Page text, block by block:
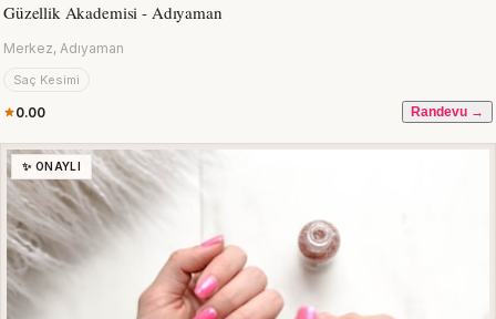
Güzellik Akademisi - Adıyaman
Merkez, Adıyaman
Saç Kesimi
0.00 Randevu →
✨ ONAYLI